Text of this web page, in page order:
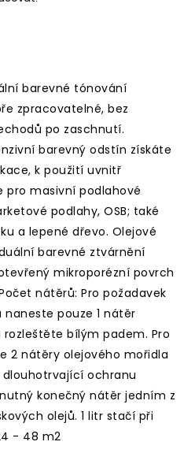
barevné tónování
zpracovatelné, bez
po zaschnutí.
barevný odstín získáte
k použití uvnitř
pro masivní podlahové
podlahy, OSB; také
a lepené dřevo. Olejové
barevné ztvárnění
mikroporézní povrch
nátěrů: Pro požadavek
pouze 1 nátěr
bílým padem. Pro
2 nátěry olejového mořidla
ochranu
konečný nátěr jedním z
olejů. 1 litr stačí při
- 48 m2